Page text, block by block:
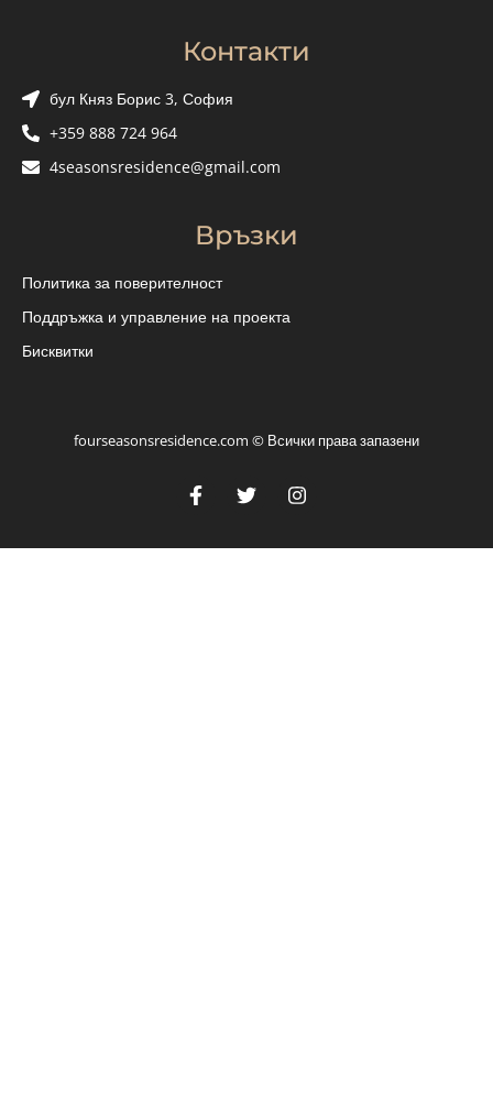
Контакти
бул Княз Борис 3, София
+359 888 724 964
4seasonsresidence@gmail.com
Връзки
Политика за поверителност
Поддръжка и управление на проекта
Бисквитки
fourseasonsresidence.com © Всички права запазени